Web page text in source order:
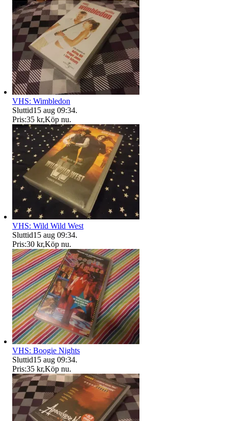
VHS: Wimbledon
Sluttid15 aug 09:34.
Pris:35 kr,Köp nu.
VHS: Wild Wild West
Sluttid15 aug 09:34.
Pris:30 kr,Köp nu.
VHS: Boogie Nights
Sluttid15 aug 09:34.
Pris:35 kr,Köp nu.